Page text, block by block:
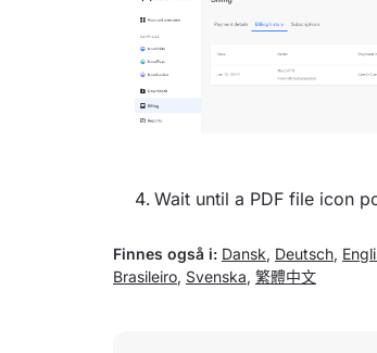
Wait until a PDF file icon
Finnes også i: Dansk, Deutsch,
Brasileiro, Svenska, 繁體中文